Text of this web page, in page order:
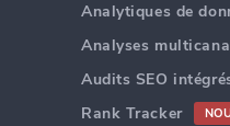
Analytiques de
Analyses
Audits SEO
Rank Tracker